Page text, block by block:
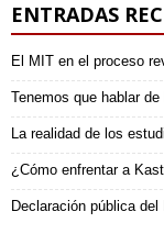
ENTRADAS
El MIT en el proceso
Tenemos que hablar
La realidad de los
¿Cómo enfrentar a
Declaración pública